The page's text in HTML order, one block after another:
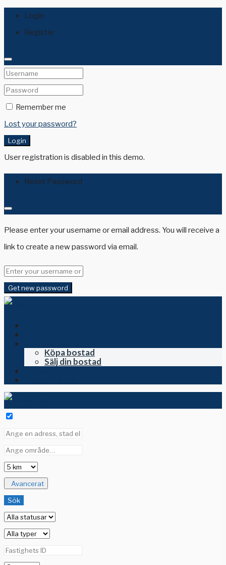
Login
Register
Remember me
Lost your password?
Login
User registration is disabled in this demo.
Reset Password
Please enter your username or email address. You will receive a
link to create a new password via email.
Get new password
Köpa bostad
Sälj din bostad
Avancerat
Sök